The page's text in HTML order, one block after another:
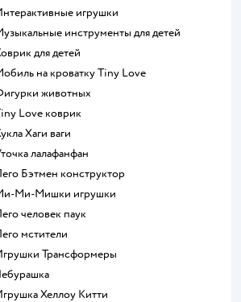
Интерактивные игрушки
Музыкальные инструменты для детей
Коврик для детей
Мобиль на кроватку Tiny Love
Фигурки животных
Tiny Love коврик
Кукла Хаги ваги
Уточка лалафанфан
Лего Бэтмен конструктор
Ми-Ми-Мишки игрушки
Лего человек паук
Лего мстители
Игрушки Трансформеры
Чебурашка
Игрушка Хеллоу Китти